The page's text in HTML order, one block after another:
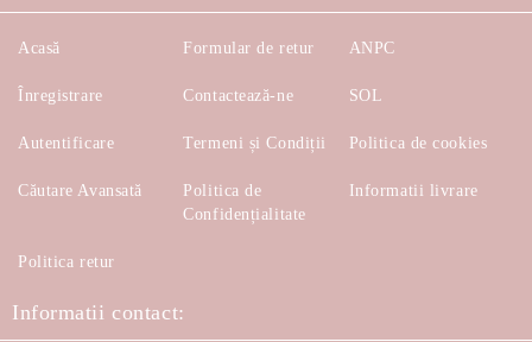
Acasă
Înregistrare
Autentificare
Căutare Avansată
Formular de retur
Contactează-ne
Termeni și Condiții
Politica de
Confidențialitate
ANPC
SOL
Politica de cookies
Informatii livrare
Politica retur
Informatii contact: